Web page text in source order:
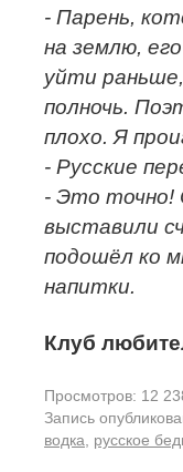
- Парень,
на землю,
уйти раньше,
полночь.
плохо. Я
- Русские
- Это точно!
выставили
подошёл ко
напитки.
Клуб
Просмотров: 12
Запись
водка
русское